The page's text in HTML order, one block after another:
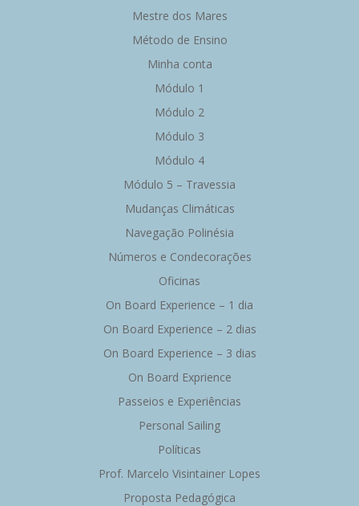
Mestre dos Mares
Método de Ensino
Minha conta
Módulo 1
Módulo 2
Módulo 3
Módulo 4
Módulo 5 – Travessia
Mudanças Climáticas
Navegação Polinésia
Números e Condecorações
Oficinas
On Board Experience – 1 dia
On Board Experience – 2 dias
On Board Experience – 3 dias
On Board Exprience
Passeios e Experiências
Personal Sailing
Políticas
Prof. Marcelo Visintainer Lopes
Proposta Pedagógica